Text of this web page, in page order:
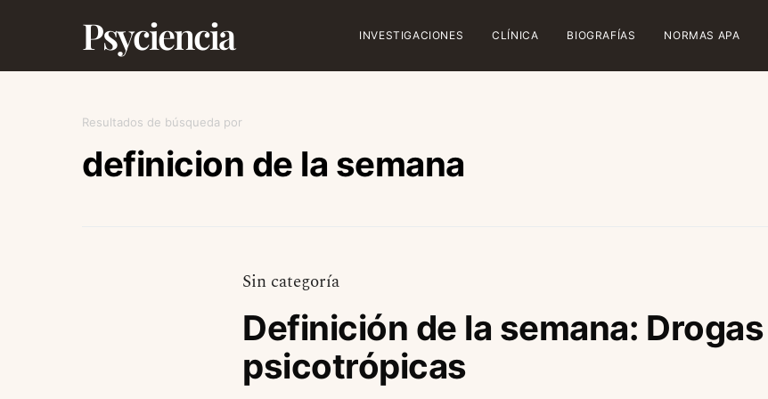
Psyciencia INVESTIGACIONES CLÍNICA BIOGRAFÍAS NORMAS APA
Resultados de búsqueda por
definicion de la semana
Sin categoría
Definición de la semana: Drogas
psicotrópicas